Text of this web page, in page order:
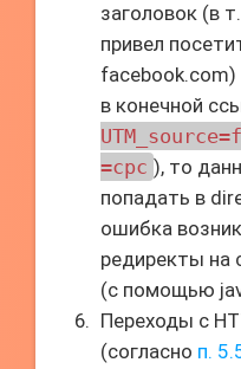
заголовок (в
привел
facebook.com)
в конечной
=cpc ), то
попадать в
ошибка
редиректы на
(с помощью
Переходы c
(согласно п.